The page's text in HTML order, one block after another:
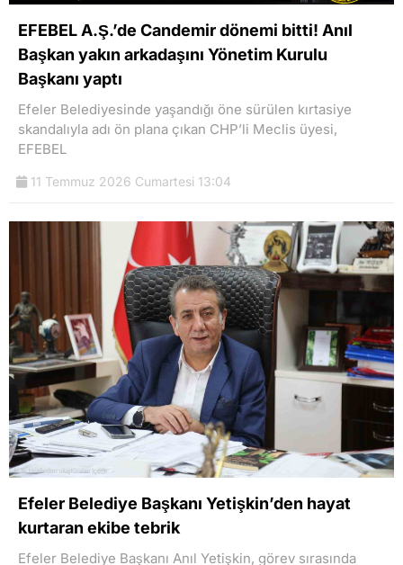
EFEBEL A.Ş.’de Candemir dönemi bitti! Anıl
Başkan yakın arkadaşını Yönetim Kurulu
Başkanı yaptı
Efeler Belediyesinde yaşandığı öne sürülen kırtasiye
skandalıyla adı ön plana çıkan CHP’li Meclis üyesi,
EFEBEL
11 Temmuz 2026 Cumartesi 13:04
Efeler Belediye Başkanı Yetişkin’den hayat
kurtaran ekibe tebrik
Efeler Belediye Başkanı Anıl Yetişkin, görev sırasında